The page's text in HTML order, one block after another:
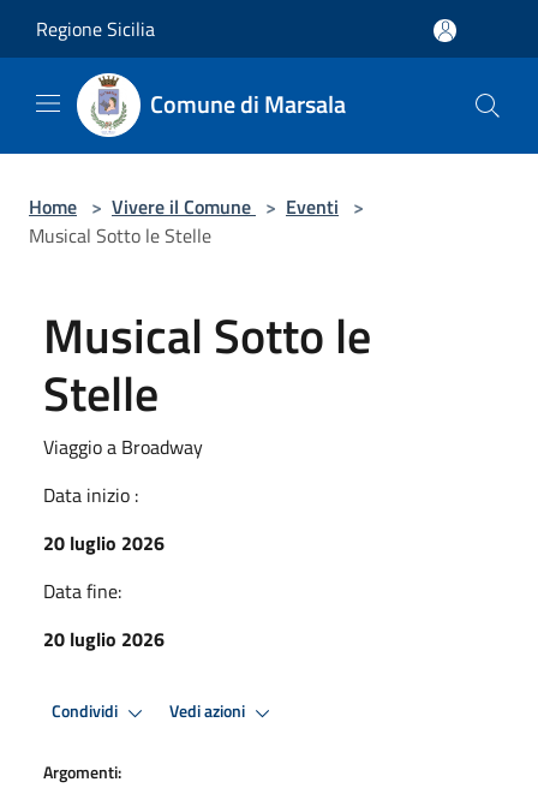
Regione Sicilia
Comune di Marsala
Home > Vivere il Comune > Eventi >
Musical Sotto le Stelle
Musical Sotto le
Stelle
Viaggio a Broadway
Data inizio :
20 luglio 2026
Data fine:
20 luglio 2026
Condividi Vedi azioni
Argomenti: